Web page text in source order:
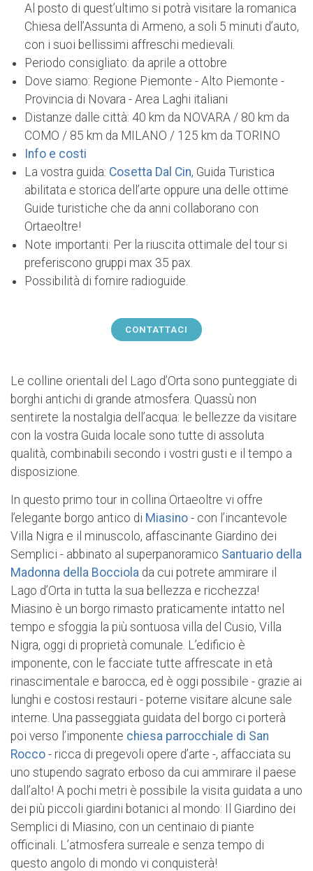
Al posto di quest’ultimo si potrà visitare la romanica
Chiesa dell’Assunta di Armeno, a soli 5 minuti d’auto,
con i suoi bellissimi affreschi medievali.
Periodo consigliato: da aprile a ottobre
Dove siamo: Regione Piemonte - Alto Piemonte -
Provincia di Novara - Area Laghi italiani
Distanze dalle città: 40 km da NOVARA / 80 km da
COMO / 85 km da MILANO / 125 km da TORINO
Info e costi
La vostra guida: Cosetta Dal Cin, Guida Turistica
abilitata e storica dell’arte oppure una delle ottime
Guide turistiche che da anni collaborano con
Ortaeoltre!
Note importanti: Per la riuscita ottimale del tour si
preferiscono gruppi max 35 pax.
Possibilità di fornire radioguide.
CONTATTACI
Le colline orientali del Lago d’Orta sono punteggiate di
borghi antichi di grande atmosfera. Quassù non
sentirete la nostalgia dell’acqua: le bellezze da visitare
con la vostra Guida locale sono tutte di assoluta
qualità, combinabili secondo i vostri gusti e il tempo a
disposizione.
In questo primo tour in collina Ortaeoltre vi offre
l’elegante borgo antico di Miasino - con l’incantevole
Villa Nigra e il minuscolo, affascinante Giardino dei
Semplici - abbinato al superpanoramico Santuario della
Madonna della Bocciola da cui potrete ammirare il
Lago d’Orta in tutta la sua bellezza e ricchezza!
Miasino è un borgo rimasto praticamente intatto nel
tempo e sfoggia la più sontuosa villa del Cusio, Villa
Nigra, oggi di proprietà comunale. L’edificio è
imponente, con le facciate tutte affrescate in età
rinascimentale e barocca, ed è oggi possibile - grazie ai
lunghi e costosi restauri - poterne visitare alcune sale
interne. Una passeggiata guidata del borgo ci porterà
poi verso l’imponente chiesa parrocchiale di San
Rocco - ricca di pregevoli opere d’arte -, affacciata su
uno stupendo sagrato erboso da cui ammirare il paese
dall’alto! A pochi metri è possibile la visita guidata a uno
dei più piccoli giardini botanici al mondo: Il Giardino dei
Semplici di Miasino, con un centinaio di piante
officinali. L’atmosfera surreale e senza tempo di
questo angolo di mondo vi conquisterà!